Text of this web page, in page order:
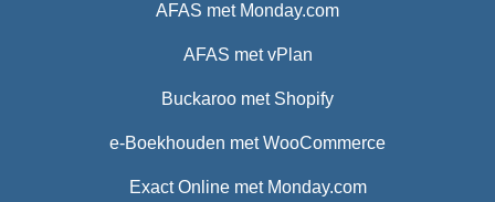
AFAS met Monday.com
AFAS met vPlan
Buckaroo met Shopify
e-Boekhouden met WooCommerce
Exact Online met Monday.com